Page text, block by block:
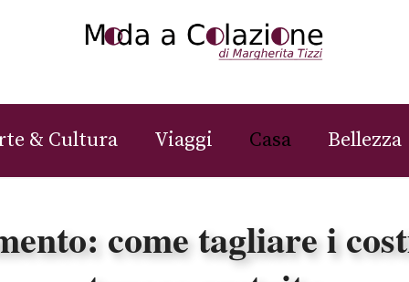
& Cultura Viaggi Casa Bellezza
come tagliare i